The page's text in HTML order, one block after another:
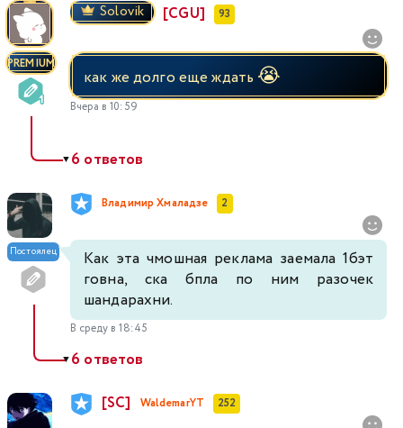
PREMIUM
Solovik [CGU] 93
как же долго еще ждать 😭
Вчера в 10:59
▼6 ответов
Постоялец
Владимир Хмаладзе 2
Как эта чмошная реклама заемала 1бэт
говна, ска бпла по ним разочек
шандарахни.
В среду в 18:45
▼6 ответов
[SC] WaldemarYT 252